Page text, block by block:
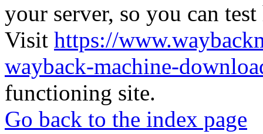
your server, so you can
Visit https://
wayback-machine-
functioning site.
Go back to the index page